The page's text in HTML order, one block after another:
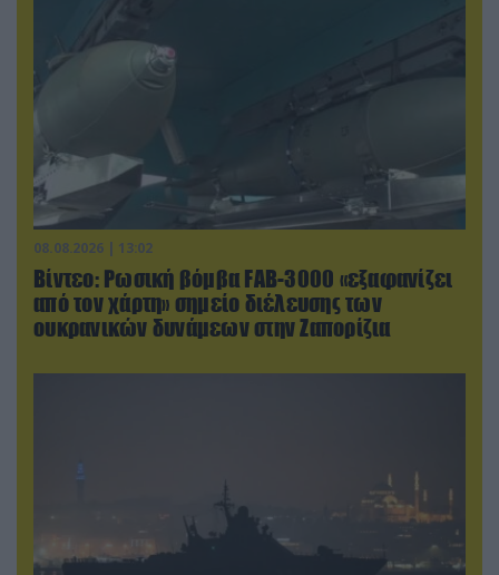
08.08.2026 | 13:02
Βίντεο: Ρωσική βόμβα FAB-3000 «εξαφανίζει
από τον χάρτη» σημείο διέλευσης των
ουκρανικών δυνάμεων στην Ζαπορίζια